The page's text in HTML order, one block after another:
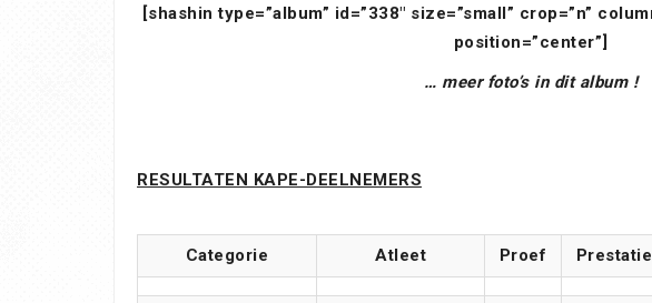
[shashin type=”album” id=”338″ size=”small” crop=”n”
position=”center”]
… meer foto’s in dit album !
RESULTATEN KAPE-DEELNEMERS
Categorie Atleet Proef Prestatie